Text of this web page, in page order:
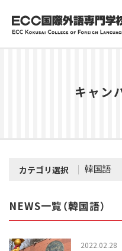
キャン
カテゴリ選択
NEWS一覧（韓国語）
2022.02.28